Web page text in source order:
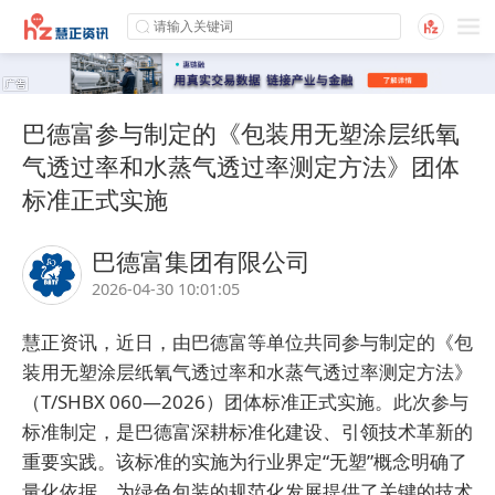
巴德富参与制定的《包装用无塑涂层纸氧
气透过率和水蒸气透过率测定方法》团体
标准正式实施
巴德富集团有限公司
2026-04-30 10:01:05
慧正资讯， 近日，由巴德富等单位共同参与制定的 《包
装用无塑涂层纸氧气透过率和水蒸气透过率测定方法》
（T/SHBX 060—2026） 团体标准正式实施。 此次参与
标准制定， 是巴德富深耕标准化建设、引领技术革新的
重要实践。 该标准的实施为行业界定“无塑”概念明确了